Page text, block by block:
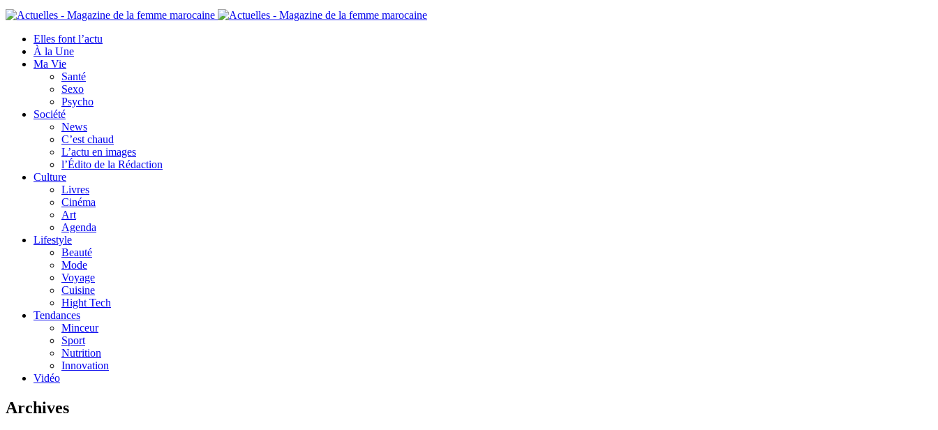
Elles font l’actu
À la Une
Ma Vie
Santé
Sexo
Psycho
Société
News
C’est chaud
L’actu en images
l’Édito de la Rédaction
Culture
Livres
Cinéma
Art
Agenda
Lifestyle
Beauté
Mode
Voyage
Cuisine
Hight Tech
Tendances
Minceur
Sport
Nutrition
Innovation
Vidéo
Archives